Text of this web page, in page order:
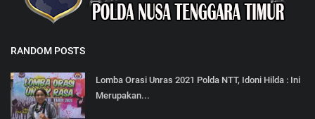
RANDOM POSTS
Lomba Orasi Unras 2021 Polda NTT, Idoni Hilda : Ini
Merupakan...